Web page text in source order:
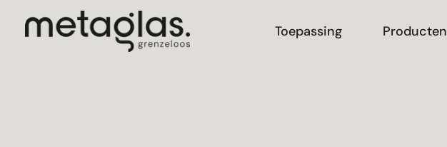
Toepassing Producten